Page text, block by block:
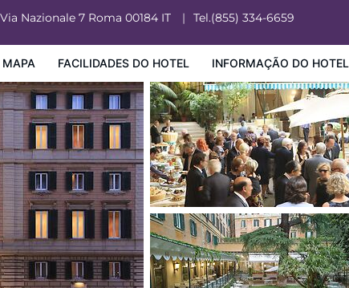
Via Nazionale 7 Roma 00184 IT Tel.(855) 334-6659
MAPA FACILIDADES DO HOTEL INFORMAÇÃO DO HOTEL